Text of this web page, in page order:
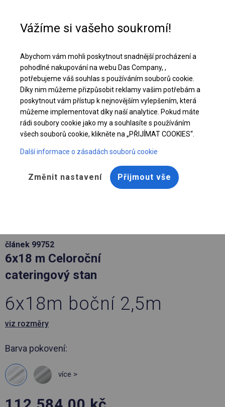
Stáhněte si nabídku PDF
článek 99752
6x18 m Celoroční
cateringový stan
6x18m boční 2,5m
viz rozměry
Barva pokovení:
více >
Vážíme si vašeho soukromí!
Abychom vám mohli poskytnout snadnější procházení a
pohodlné nakupování na webu Das Company, ,
potřebujeme váš souhlas s používáním souborů cookie.
Díky nim můžeme přizpůsobit reklamy vašim potřebám a
poskytnout vám přístup k nejnovějším vylepšením, která
můžeme implementovat díky naší analytice. Pokud máte
rádi soubory cookie jako my a souhlasíte s používáním
všech souborů cookie, klikněte na „PŘIJÍMAT COOKIES“.
Další informace o zásadách souborů cookie
Změnit nastavení Přijmout vše